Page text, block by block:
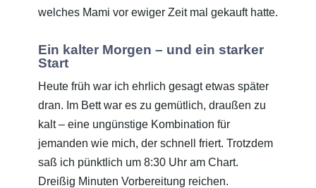
welches Mami vor ewiger Zeit mal gekauft hatte.
Ein kalter Morgen – und ein starker
Start
Heute früh war ich ehrlich gesagt etwas später
dran. Im Bett war es zu gemütlich, draußen zu
kalt – eine ungünstige Kombination für
jemanden wie mich, der schnell friert. Trotzdem
saß ich pünktlich um 8:30 Uhr am Chart.
Dreißig Minuten Vorbereitung reichen.